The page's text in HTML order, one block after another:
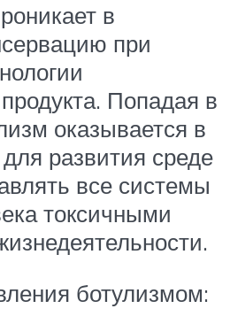
в
при
Попадая в
оказывается в
развития среде
все системы
токсичными
ботулизмом: